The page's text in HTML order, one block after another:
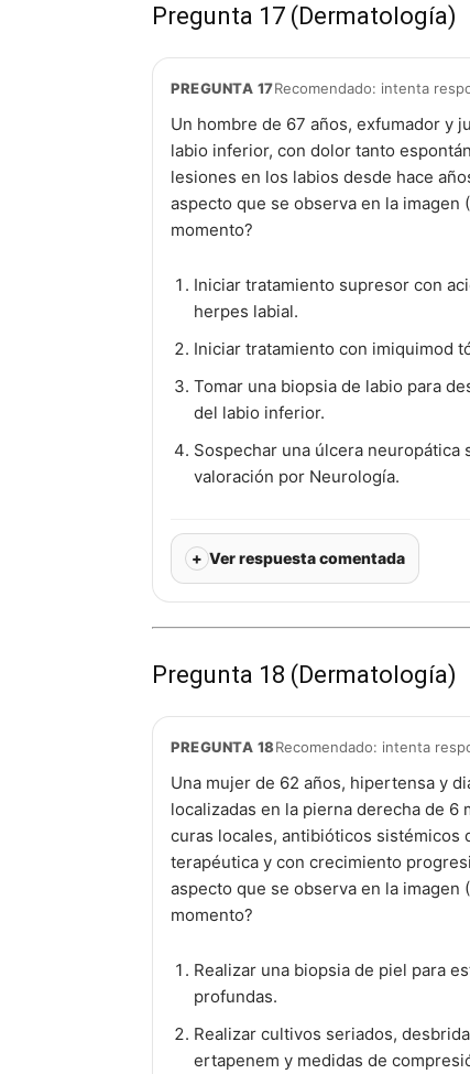
Pregunta 17 (Dermatología)
PREGUNTA 17Recomendado: intenta
Un hombre de 67 años, exfumador y
labio inferior, con dolor tanto
lesiones en los labios desde hace
aspecto que se observa en la imagen
momento?
Iniciar tratamiento supresor con
herpes labial.
Iniciar tratamiento con imiquimod
Tomar una biopsia de labio para
del labio inferior.
Sospechar una úlcera
valoración por Neurología.
Ver respuesta comentada
Pregunta 18 (Dermatología)
PREGUNTA 18Recomendado: intenta
Una mujer de 62 años, hipertensa y
localizadas en la pierna derecha de 6
curas locales, antibióticos sistémicos
terapéutica y con crecimiento
aspecto que se observa en la imagen
momento?
Realizar una biopsia de piel para
profundas.
Realizar cultivos seriados,
ertapenem y medidas de